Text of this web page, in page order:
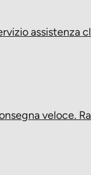
assistenza
veloce.